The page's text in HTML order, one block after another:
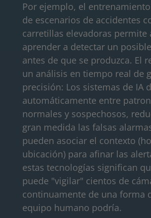
Por ejemplo, el
de escenarios de accidentes
carretillas elevadoras permite
aprender a detectar un
antes de que se produzca. El
un análisis en tiempo real de
precisión: Los sistemas de IA
automáticamente entre
normales y sospechosos,
gran medida las falsas
pueden asociar el contexto
ubicación) para afinar las
estas tecnologías significan
puede "vigilar" cientos de
continuamente de una forma
equipo humano podría.